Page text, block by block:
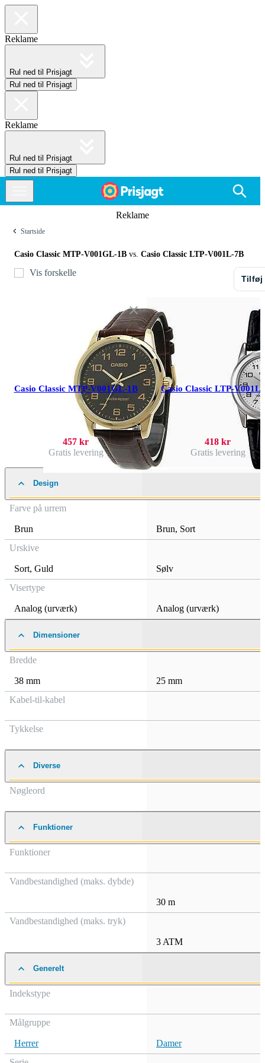
Reklame
Rul ned til Prisjagt
Rul ned til Prisjagt
Reklame
Rul ned til Prisjagt
Rul ned til Prisjagt
Reklame
Startside
Casio Classic MTP-V001GL-1B vs. Casio Classic LTP-V001L-7B
Vis forskelle
Tilføj
Casio Classic MTP-V001GL-1B
457 kr
Gratis levering
Casio Classic LTP-
418 kr
Gratis levering
Design
Farve på urrem
Brun Brun, Sort
Urskive
Sort, Guld
Sølv
Visertype
Analog (urværk) Analog (urværk)
Dimensioner
Bredde
38 mm
25 mm
Kabel-til-kabel
Tykkelse
Diverse
Nøgleord
Funktioner
Funktioner
Vandbestandighed (maks. dybde)
30 m
Vandbestandighed (maks. tryk)
3 ATM
Generelt
Indekstype
Målgruppe
Herrer
Damer